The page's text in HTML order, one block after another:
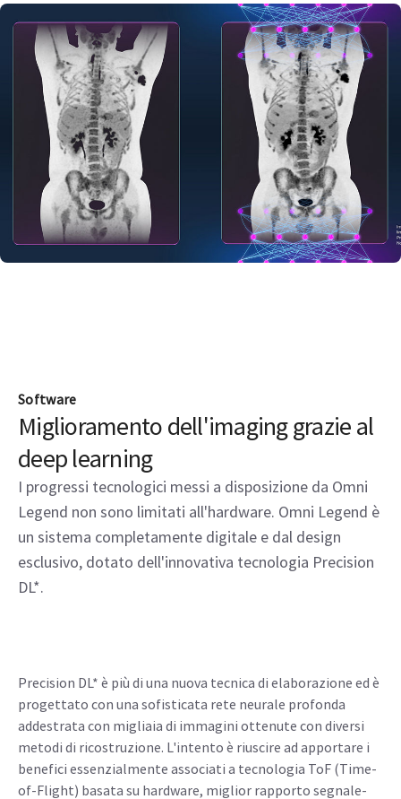
Software
Miglioramento dell'imaging grazie al
deep learning
I progressi tecnologici messi a disposizione da Omni
Legend non sono limitati all'hardware. Omni Legend è
un sistema completamente digitale e dal design
esclusivo, dotato dell'innovativa tecnologia Precision
DL*.
Precision DL* è più di una nuova tecnica di elaborazione ed è
progettato con una sofisticata rete neurale profonda
addestrata con migliaia di immagini ottenute con diversi
metodi di ricostruzione. L'intento è riuscire ad apportare i
benefici essenzialmente associati a tecnologia ToF (Time-
of-Flight) basata su hardware, miglior rapporto segnale-